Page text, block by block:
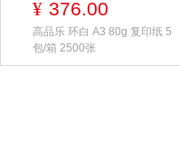
¥ 376.00
高品乐 环白 A3 80g 复印纸 5
包/箱 2500张